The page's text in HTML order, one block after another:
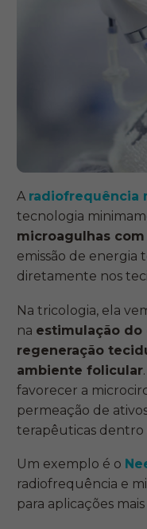
A radiofrequência
tecnologia
microagulhas com
emissão de energia
diretamente nos
Na tricologia, ela
na estimulação do
regeneração
ambiente folicular
favorecer a
permeação de
terapêuticas dentro
Um exemplo é o
radiofrequência e
para aplicações